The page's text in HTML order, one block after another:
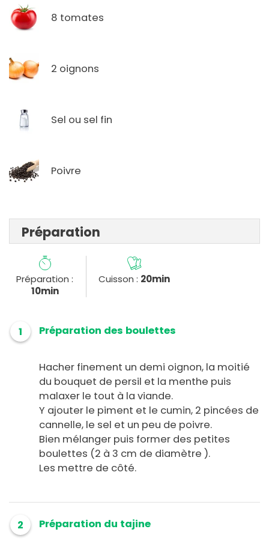
8 tomates
2 oignons
Sel ou sel fin
Poivre
Préparation
Préparation :
10min
Cuisson : 20min
1 Préparation des boulettes
Hacher finement un demi oignon, la moitié
du bouquet de persil et la menthe puis
malaxer le tout à la viande.
Y ajouter le piment et le cumin, 2 pincées de
cannelle, le sel et un peu de poivre.
Bien mélanger puis former des petites
boulettes (2 à 3 cm de diamètre ).
Les mettre de côté.
2 Préparation du tajine